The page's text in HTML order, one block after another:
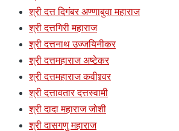
श्री दत्त दिगंबर अण्णाबुवा महाराज
श्री दत्तगिरी महाराज
श्री दत्तनाथ उज्जयिनीकर
श्री दत्तमहाराज अष्टेकर
श्री दत्तमहाराज कवीश्र्वर
श्री दत्तावतार दत्तस्वामी
श्री दादा महाराज जोशी
श्री दासगणु महाराज